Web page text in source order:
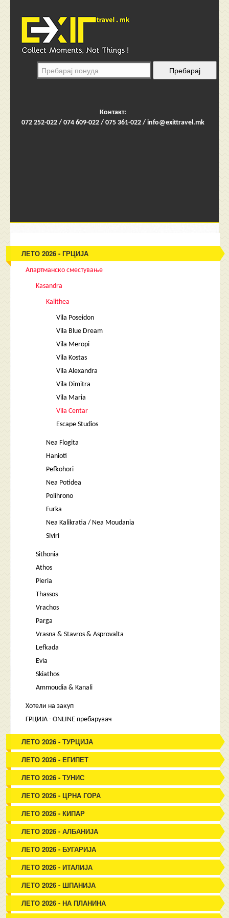
Контакт:
072 252-022 / 074 609-022 / 075 361-022 / info@exittravel.mk
ЛЕТО 2026 - ГРЦИЈА
Апартманско сместување
Kasandra
Kalithea
Vila Poseidon
Vila Blue Dream
Vila Meropi
Vila Kostas
Vila Alexandra
Vila Dimitra
Vila Maria
Vila Centar
Escape Studios
Nea Flogita
Hanioti
Pefkohori
Nea Potidea
Polihrono
Furka
Nea Kalikratia / Nea Moudania
Siviri
Sithonia
Athos
Pieria
Thassos
Vrachos
Parga
Vrasna & Stavros & Asprovalta
Lefkada
Evia
Skiathos
Ammoudia & Kanali
Хотели на закуп
ГРЦИЈА - ONLINE пребарувач
ЛЕТО 2026 - ТУРЦИЈА
ЛЕТО 2026 - ЕГИПЕТ
ЛЕТО 2026 - ТУНИС
ЛЕТО 2026 - ЦРНА ГОРА
ЛЕТО 2026 - КИПАР
ЛЕТО 2026 - АЛБАНИЈА
ЛЕТО 2026 - БУГАРИЈА
ЛЕТО 2026 - ИТАЛИЈА
ЛЕТО 2026 - ШПАНИЈА
ЛЕТО 2026 - НА ПЛАНИНА